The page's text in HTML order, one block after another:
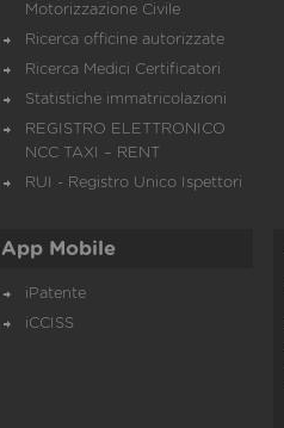
Motorizzazione Civile
Ricerca officine autorizzate
Ricerca Medici Certificatori
Statistiche immatricolazioni
REGISTRO ELETTRONICO
NCC TAXI – RENT
RUI - Registro Unico Ispettori
App Mobile
iPatente
iCCISS